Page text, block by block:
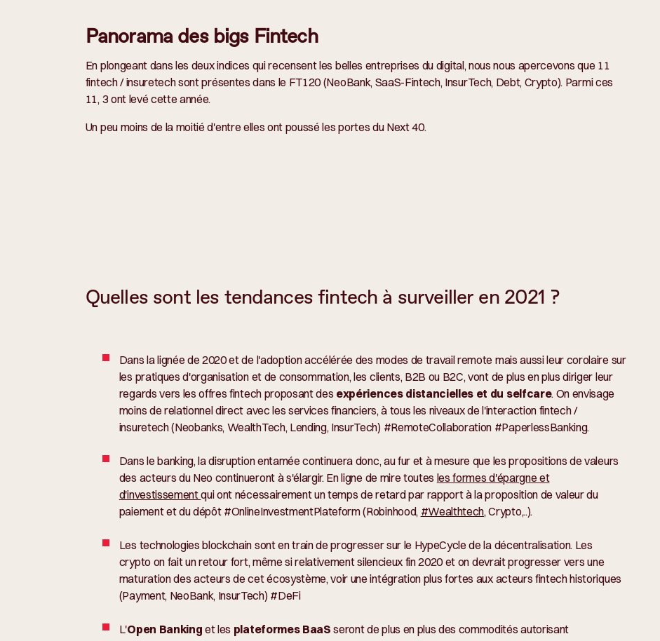
Panorama des bigs Fintech
En plongeant dans les deux indices qui recensent les belles entreprises du digital, nous nous apercevons que 11
fintech / insuretech sont présentes dans le FT120 (NeoBank, SaaS-Fintech, InsurTech, Debt, Crypto). Parmi ces
11, 3 ont levé cette année.
Un peu moins de la moitié d'entre elles ont poussé les portes du Next 40.
Quelles sont les tendances fintech à surveiller en 2021 ?
Dans la lignée de 2020 et de l'adoption accélérée des modes de travail remote mais aussi leur corolaire sur
les pratiques d'organisation et de consommation, les clients, B2B ou B2C, vont de plus en plus diriger leur
regards vers les offres fintech proposant des expériences distancielles et du selfcare. On envisage
moins de relationnel direct avec les services financiers, à tous les niveaux de l'interaction fintech /
insuretech (Neobanks, WealthTech, Lending, InsurTech) #RemoteCollaboration #PaperlessBanking.
Dans le banking, la disruption entamée continuera donc, au fur et à mesure que les propositions de valeurs
des acteurs du Neo continueront à s'élargir. En ligne de mire toutes les formes d'épargne et
d'investissementqui ont nécessairement un temps de retard par rapport à la proposition de valeur du
paiement et du dépôt #OnlineInvestmentPlateform (Robinhood, #Wealthtech, Crypto,..).
Les technologies blockchain sont en train de progresser sur le HypeCycle de la décentralisation. Les
crypto on fait un retour fort, même si relativement silencieux fin 2020 et on devrait progresser vers une
maturation des acteurs de cet écosystème, voir une intégration plus fortes aux acteurs fintech historiques
(Payment, NeoBank, InsurTech) #DeFi
L'Open Banking et les plateformes BaaS seront de plus en plus des commodités autorisant